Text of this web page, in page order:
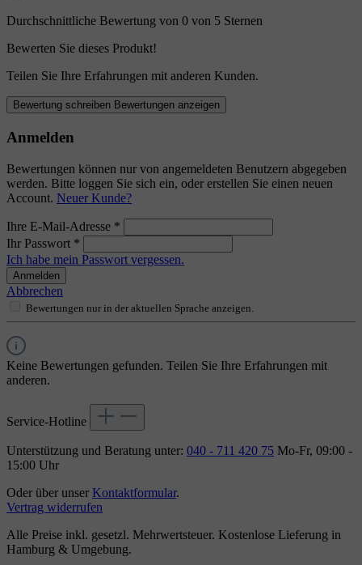
Durchschnittliche Bewertung von 0 von 5 Sternen
Bewerten Sie dieses Produkt!
Teilen Sie Ihre Erfahrungen mit anderen Kunden.
Bewertung schreiben Bewertungen anzeigen
Anmelden
Bewertungen können nur von angemeldeten Benutzern abgegeben
werden. Bitte loggen Sie sich ein, oder erstellen Sie einen neuen
Account. Neuer Kunde?
Ihre E-Mail-Adresse *
Ihr Passwort *
Ich habe mein Passwort vergessen.
Anmelden
Abbrechen
Bewertungen nur in der aktuellen Sprache anzeigen.
Keine Bewertungen gefunden. Teilen Sie Ihre Erfahrungen mit
anderen.
Service-Hotline
Unterstützung und Beratung unter: 040 - 711 420 75 Mo-Fr, 09:00 -
15:00 Uhr
Oder über unser Kontaktformular.
Vertrag widerrufen
Alle Preise inkl. gesetzl. Mehrwertsteuer. Kostenlose Lieferung in
Hamburg & Umgebung.